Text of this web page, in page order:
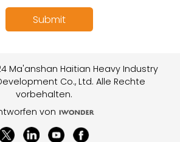
Ma'anshan Haitian Heavy Industry
Co., Ltd. Alle Rechte
vorbehalten.
von